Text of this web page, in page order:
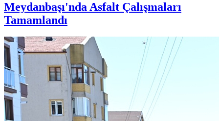
Meydanbaşı'nda Asfalt Çalışmaları
Tamamlandı